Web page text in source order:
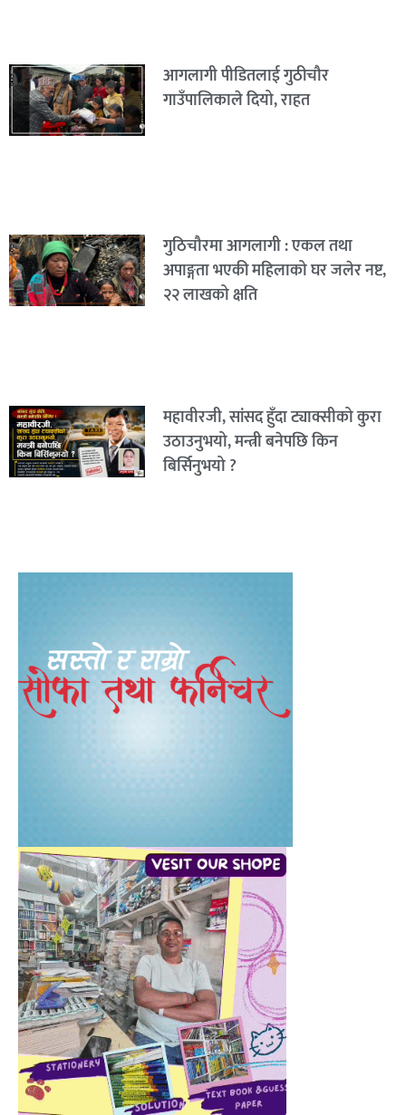
आगलागी पीडितलाई गुठीचौर
गाउँपालिकाले दियो, राहत
गुठिचौरमा आगलागी : एकल तथा
अपाङ्गता भएकी महिलाको घर जलेर नष्ट,
२२ लाखको क्षति
महावीरजी, सांसद हुँदा ट्याक्सीको कुरा
उठाउनुभयो, मन्त्री बनेपछि किन
बिर्सिनुभयो ?